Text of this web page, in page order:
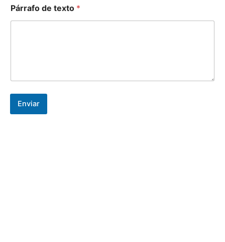
o
Párrafo de texto *
Enviar